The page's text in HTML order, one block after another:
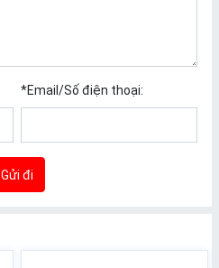
*Email/Số điện thoại:
Gửi đi